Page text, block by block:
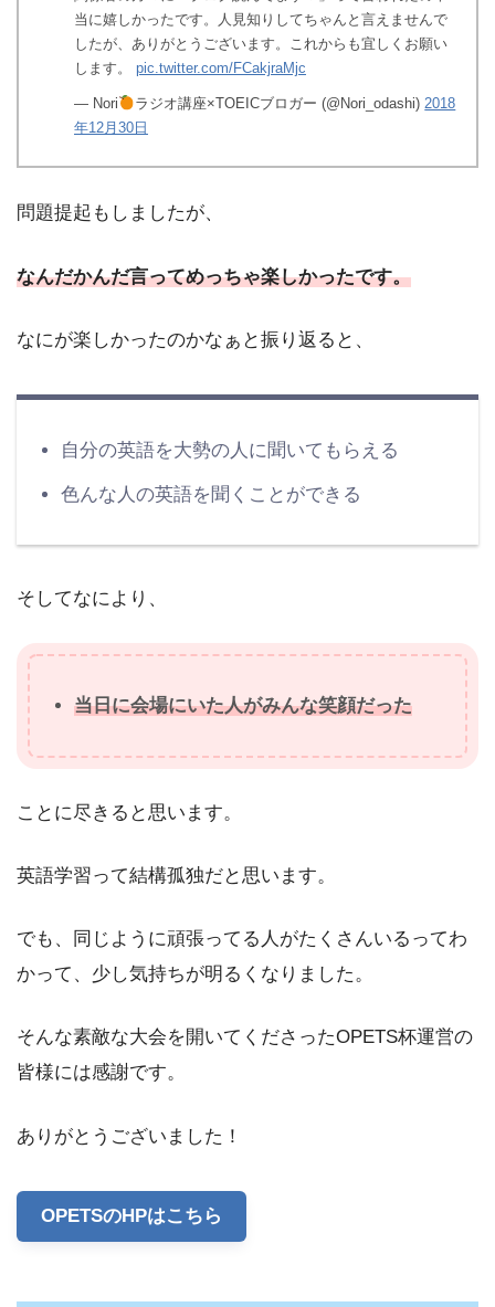
当に嬉しかったです。人見知りしてちゃんと言えませんで
したが、ありがとうございます。これからも宜しくお願い
します。 pic.twitter.com/FCakjraMjc
— Nori ラジオ講座×TOEICブロガー (@Nori_odashi)2018
年12月30日
問題提起もしましたが、
なんだかんだ言ってめっちゃ楽しかったです。
なにが楽しかったのかなぁと振り返ると、
自分の英語を大勢の人に聞いてもらえる
色んな人の英語を聞くことができる
そしてなにより、
当日に会場にいた人がみんな笑顔だった
ことに尽きると思います。
英語学習って結構孤独だと思います。
でも、同じように頑張ってる人がたくさんいるってわ
かって、少し気持ちが明るくなりました。
そんな素敵な大会を開いてくださったOPETS杯運営の
皆様には感謝です。
ありがとうございました！
OPETSのHPはこちら